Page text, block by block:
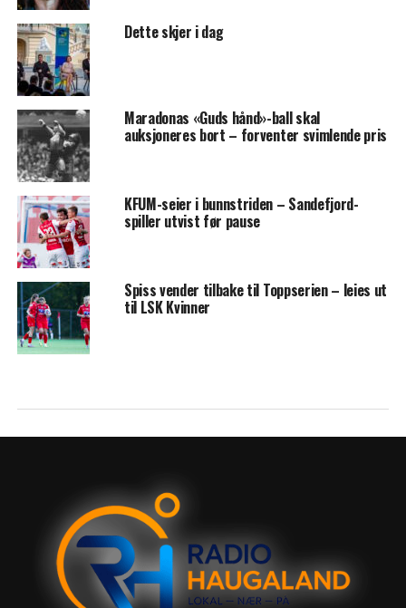
Dette skjer i dag
Maradonas «Guds hånd»-ball skal
auksjoneres bort – forventer svimlende pris
KFUM-seier i bunnstriden – Sandefjord-
spiller utvist før pause
Spiss vender tilbake til Toppserien – leies ut
til LSK Kvinner